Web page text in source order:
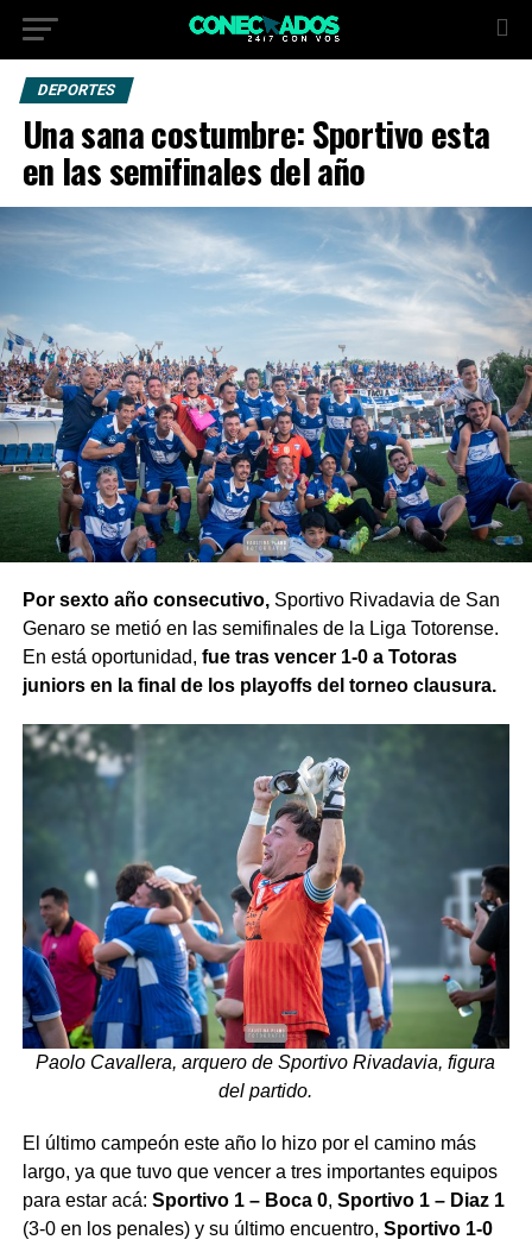
DEPORTES
Una sana costumbre: Sportivo esta
en las semifinales del año
Por sexto año consecutivo,Sportivo Rivadavia de San
Genaro se metió en las semifinales de la Liga Totorense.
En está oportunidad, fue tras vencer 1-0 a Totoras
juniors en la final de los playoffs del torneo clausura.
Paolo Cavallera, arquero de Sportivo Rivadavia, figura
del partido.
El último campeón este año lo hizo por el camino más
largo, ya que tuvo que vencer a tres importantes equipos
para estar acá: Sportivo 1 – Boca 0, Sportivo 1 – Diaz 1
(3-0 en los penales) y su último encuentro, Sportivo 1-0